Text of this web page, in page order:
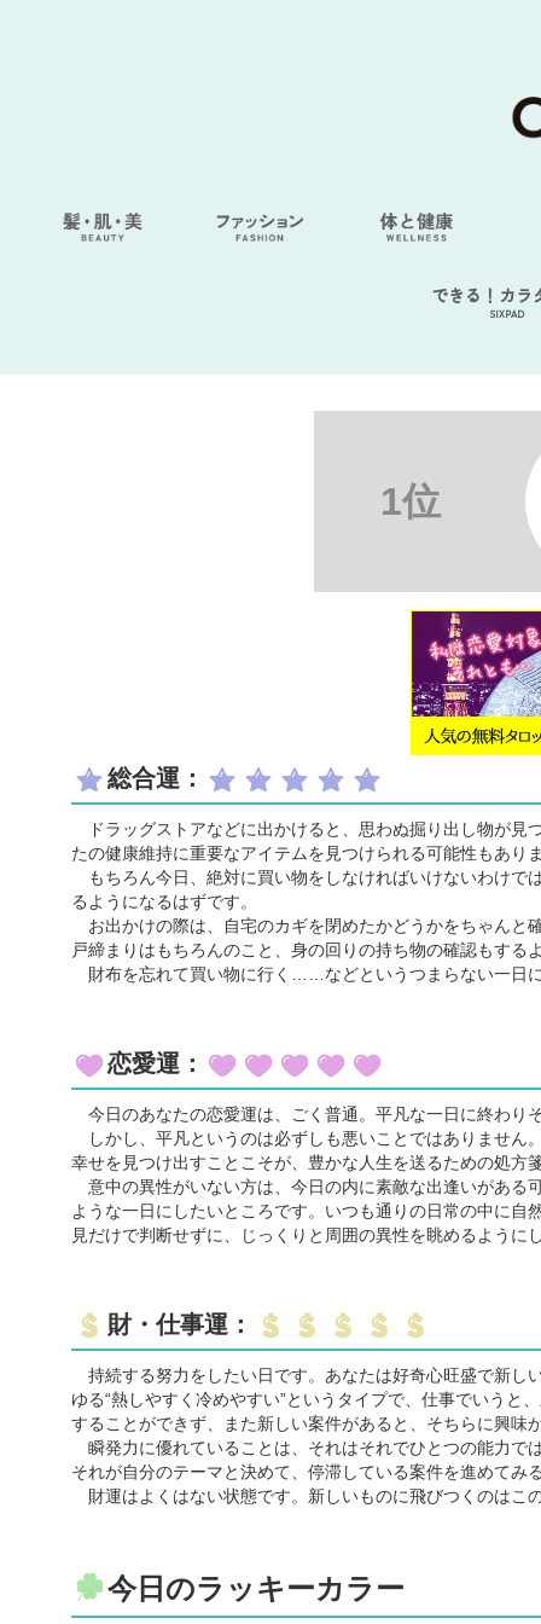
できる！カラ
SIXPAD
1位
総合運：
ドラッグストアなどに出かけると、思わぬ掘り出し物が見
たの健康維持に重要なアイテムを見つけられる可能性もあり
もちろん今日、絶対に買い物をしなければいけないわけで
るようになるはずです。
お出かけの際は、自宅のカギを閉めたかどうかをちゃんと
戸締まりはもちろんのこと、身の回りの持ち物の確認もする
財布を忘れて買い物に行く……などというつまらない一日
恋愛運：
今日のあなたの恋愛運は、ごく普通。平凡な一日に終わり
しかし、平凡というのは必ずしも悪いことではありません
幸せを見つけ出すことこそが、豊かな人生を送るための処方
意中の異性がいない方は、今日の内に素敵な出逢いがある
ような一日にしたいところです。いつも通りの日常の中に
見だけで判断せずに、じっくりと周囲の異性を眺めるように
財・仕事運：
持続する努力をしたい日です。あなたは好奇心旺盛で新し
ゆる“熱しやすく冷めやすい”というタイプで、仕事でいう
することができず、また新しい案件があると、そちらに興味
瞬発力に優れていることは、それはそれでひとつの能力で
それが自分のテーマと決めて、停滞している案件を進めてみ
財運はよくはない状態です。新しいものに飛びつくのはこ
今日のラッキーカラー